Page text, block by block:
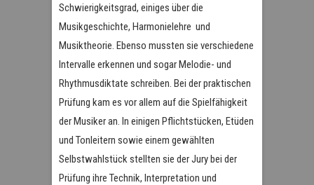
Schwierigkeitsgrad, einiges über die
Musikgeschichte, Harmonielehre und
Musiktheorie. Ebenso mussten sie verschiedene
Intervalle erkennen und sogar Melodie- und
Rhythmusdiktate schreiben. Bei der praktischen
Prüfung kam es vor allem auf die Spielfähigkeit
der Musiker an. In einigen Pflichtstücken, Etüden
und Tonleitern sowie einem gewählten
Selbstwahlstück stellten sie der Jury bei der
Prüfung ihre Technik, Interpretation und